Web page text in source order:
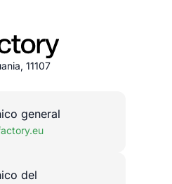
11107
general
del